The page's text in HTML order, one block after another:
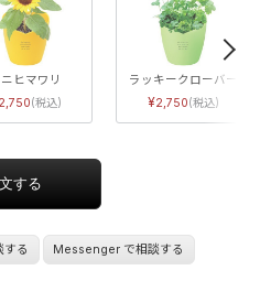
ヒマワリ
ラッキークローバー
2,750
する Messenger で相談する